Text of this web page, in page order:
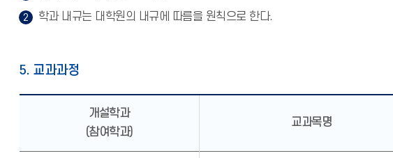
학과 내규는 대학원의 내규에 따름을 원칙으로 한다.
5. 교과과정
개설학과
(참여학과)
교과목명